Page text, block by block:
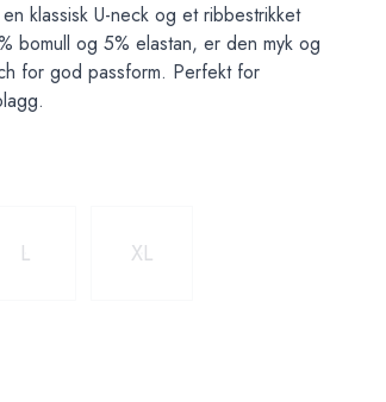
klassisk U-neck og et ribbestrikket
bomull og 5% elastan, er den myk og
for god passform. Perfekt for
L XL